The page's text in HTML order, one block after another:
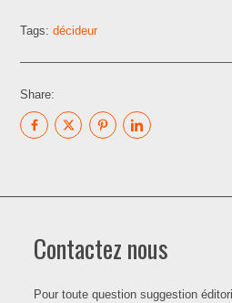
Tags:décideur
Share:
Contactez nous
Pour toute question suggestion